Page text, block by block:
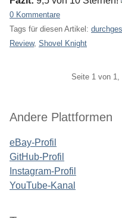
0 Kommentare
Tags für diesen Artikel:
Review, Shovel Knight
Seite 1 von 1,
Seitenleiste
Andere Plattformen
eBay-Profil
GitHub-Profil
Instagram-Profil
YouTube-Kanal